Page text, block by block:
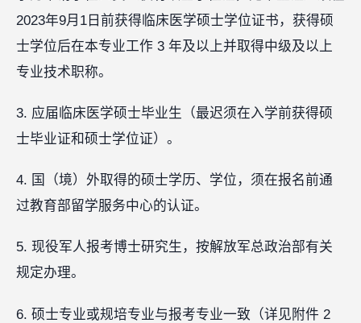
2023年9月1日前获得临床医学硕士学位证书，获得硕
士学位后在本专业工作 3 年及以上并取得中级及以上
专业技术职称。
3. 应届临床医学硕士毕业生（最迟须在入学前获得硕
士毕业证和硕士学位证）。
4. 国（境）外取得的硕士学历、学位，须在报名前通
过教育部留学服务中心的认证。
5. 现役军人报考博士研究生，按解放军总政治部有关
规定办理。
6. 硕士专业或规培专业与报考专业一致（详见附件 2